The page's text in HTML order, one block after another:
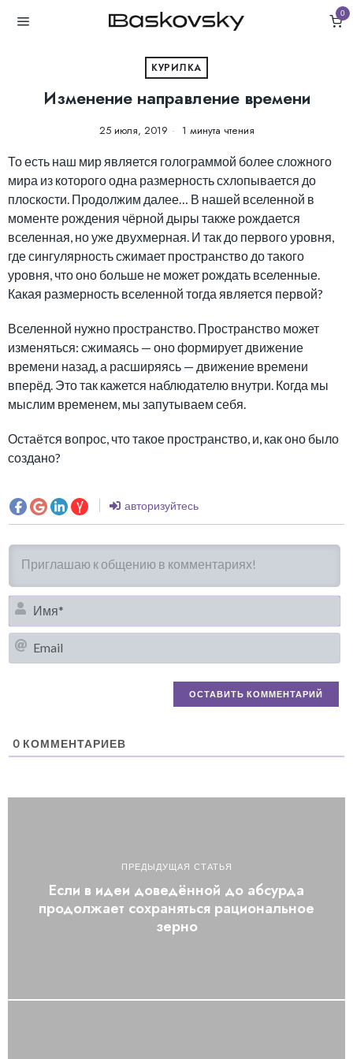
0
КУРИЛКА
Изменение направление времени
25 июля, 2019 1 минута чтения
То есть наш мир является голограммой более сложного
мира из которого одна размерность схлопывается до
плоскости. Продолжим далее… В нашей вселенной в
моменте рождения чёрной дыры также рождается
вселенная, но уже двухмерная. И так до первого уровня,
где сингулярность сжимает пространство до такого
уровня, что оно больше не может рождать вселенные.
Какая размерность вселенной тогда является первой?
Вселенной нужно пространство. Пространство может
изменяться: сжимаясь — оно формирует движение
времени назад, а расширяясь — движение времени
вперёд. Это так кажется наблюдателю внутри. Когда мы
мыслим временем, мы запутываем себя.
Остаётся вопрос, что такое пространство, и, как оно было
создано?
авторизуйтесь
0 КОММЕНТАРИЕВ
ПРЕДЫДУЩАЯ СТАТЬЯ
Если в идеи доведённой до абсурда
продолжает сохраняться рациональное
зерно